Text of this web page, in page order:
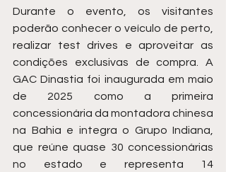
Durante o evento, os visitantes
poderão conhecer o veículo de perto,
realizar test drives e aproveitar as
condições exclusivas de compra. A
GAC Dinastia foi inaugurada em maio
de 2025 como a primeira
concessionária da montadora chinesa
na Bahia e integra o Grupo Indiana,
que reúne quase 30 concessionárias
no estado e representa 14